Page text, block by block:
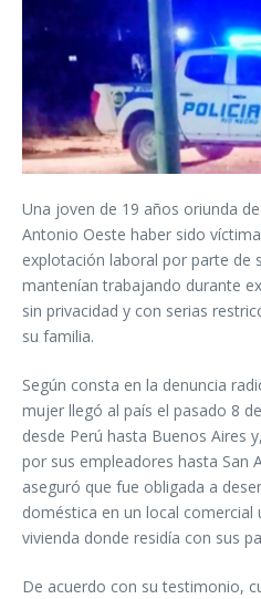
Una joven de 19 años oriunda
Antonio Oeste haber sido
explotación laboral por parte de
mantenían trabajando durante
sin privacidad y con serias
su familia.
Según consta en la denuncia
mujer llegó al país el pasado 8
desde Perú hasta Buenos Aires
por sus empleadores hasta San
aseguró que fue obligada a
doméstica en un local
vivienda donde residía con sus
De acuerdo con su testimonio,